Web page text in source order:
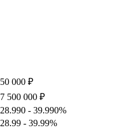
50 000 ₽
7 500 000 ₽
28.990 - 39.990%
28.99 - 39.99%